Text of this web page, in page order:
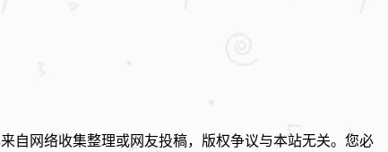
自网络收集整理或网友投稿，版权争议与本站无关。您必